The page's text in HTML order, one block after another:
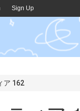
Sign Up
ア 162